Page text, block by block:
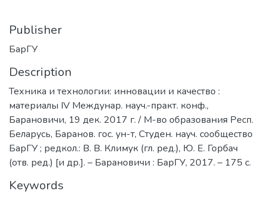
Publisher
БарГУ
Description
Техника и технологии: инновации и качество :
материалы IV Междунар. науч.-практ. конф.,
Барановичи, 19 дек. 2017 г. / М-во образования Респ.
Беларусь, Баранов. гос. ун-т, Студен. науч. сообщество
БарГУ ; редкол.: В. В. Климук (гл. ред.), Ю. Е. Горбач
(отв. ред.) [и др.]. – Барановичи : БарГУ, 2017. – 175 с.
Keywords